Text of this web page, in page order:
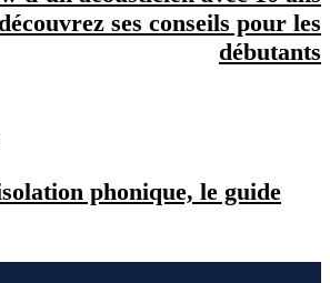
ses conseils pour les
débutants
phonique, le guide